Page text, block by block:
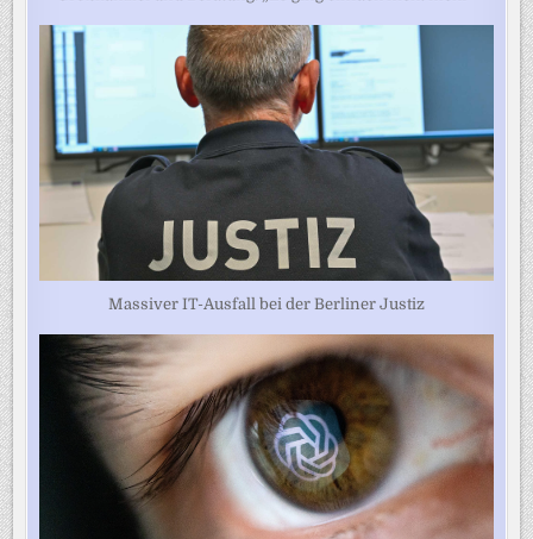
Massiver IT-Ausfall bei der Berliner Justiz